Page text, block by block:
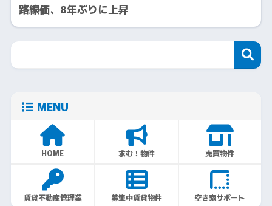
路線価、8年ぶりに上昇
MENU
HOME 求む！物件 売買物件
賃貸不動産管理業 募集中賃貸物件 空き家サポート